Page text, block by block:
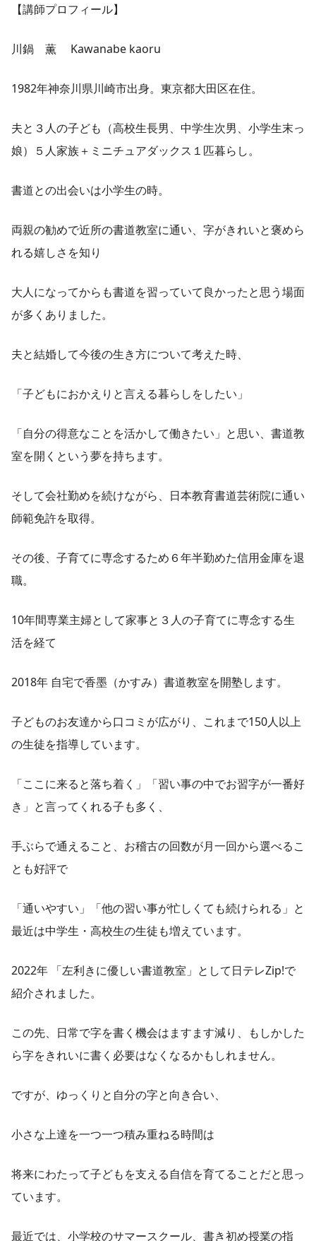
【講師プロフィール】
川鍋 薫 Kawanabe kaoru
1982年神奈川県川崎市出身。東京都大田区在住。
夫と３人の子ども（高校生長男、中学生次男、小学生末っ
娘）５人家族＋ミニチュアダックス１匹暮らし。
書道との出会いは小学生の時。
両親の勧めで近所の書道教室に通い、字がきれいと褒めら
れる嬉しさを知り
大人になってからも書道を習っていて良かったと思う場面
が多くありました。
夫と結婚して今後の生き方について考えた時、
「子どもにおかえりと言える暮らしをしたい」
「自分の得意なことを活かして働きたい」と思い、書道教
室を開くという夢を持ちます。
そして会社勤めを続けながら、日本教育書道芸術院に通い
師範免許を取得。
その後、子育てに専念するため６年半勤めた信用金庫を退
職。
10年間専業主婦として家事と３人の子育てに専念する生
活を経て
2018年 自宅で香墨（かすみ）書道教室を開塾します。
子どものお友達から口コミが広がり、これまで150人以上
の生徒を指導しています。
「ここに来ると落ち着く」「習い事の中でお習字が一番好
き」と言ってくれる子も多く、
手ぶらで通えること、お稽古の回数が月一回から選べるこ
とも好評で
「通いやすい」「他の習い事が忙しくても続けられる」と
最近は中学生・高校生の生徒も増えています。
2022年 「左利きに優しい書道教室」として日テレZip!で
紹介されました。
この先、日常で字を書く機会はますます減り、もしかした
ら字をきれいに書く必要はなくなるかもしれません。
ですが、ゆっくりと自分の字と向き合い、
小さな上達を一つ一つ積み重ねる時間は
将来にわたって子どもを支える自信を育てることだと思っ
ています。
最近では、小学校のサマースクール、書き初め授業の指